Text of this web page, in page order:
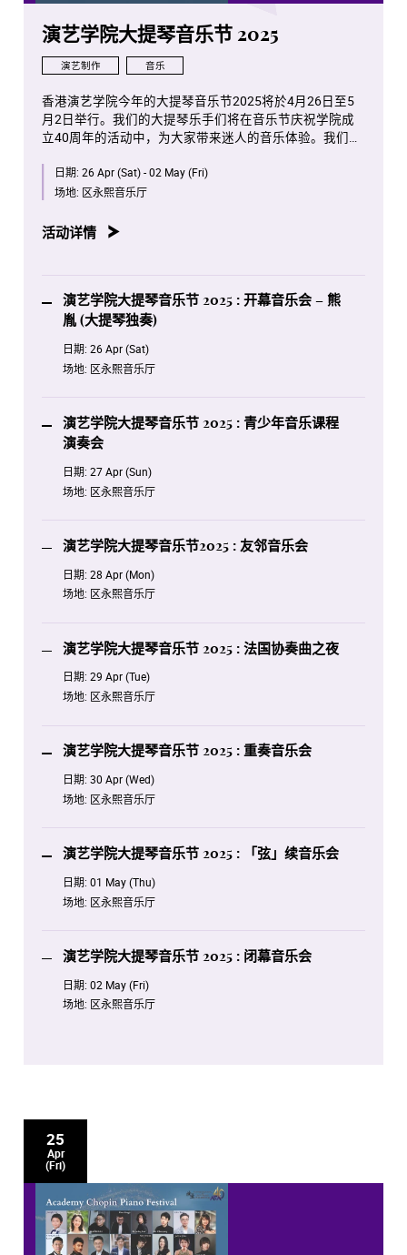
演艺学院大提琴音乐节 2025
演艺制作 音乐
香港演艺学院今年的大提琴音乐节2025将於4月26日至5
月2日举行。我们的大提琴乐手们将在音乐节庆祝学院成
立40周年的活动中，为大家带来迷人的音乐体验。我们真
日期: 26 Apr (Sat) - 02 May (Fri)
场地: 区永熙音乐厅
活动详情
演艺学院大提琴音乐节 2025 : 开幕音乐会 – 熊
胤 (大提琴独奏)
日期: 26 Apr (Sat)
场地: 区永熙音乐厅
演艺学院大提琴音乐节 2025 : 青少年音乐课程
演奏会
日期: 27 Apr (Sun)
场地: 区永熙音乐厅
演艺学院大提琴音乐节2025 : 友邻音乐会
日期: 28 Apr (Mon)
场地: 区永熙音乐厅
演艺学院大提琴音乐节 2025 : 法国协奏曲之夜
日期: 29 Apr (Tue)
场地: 区永熙音乐厅
演艺学院大提琴音乐节 2025 : 重奏音乐会
日期: 30 Apr (Wed)
场地: 区永熙音乐厅
演艺学院大提琴音乐节 2025 : 「弦」续音乐会
日期: 01 May (Thu)
场地: 区永熙音乐厅
演艺学院大提琴音乐节 2025 : 闭幕音乐会
日期: 02 May (Fri)
场地: 区永熙音乐厅
25
Apr
(Fri)